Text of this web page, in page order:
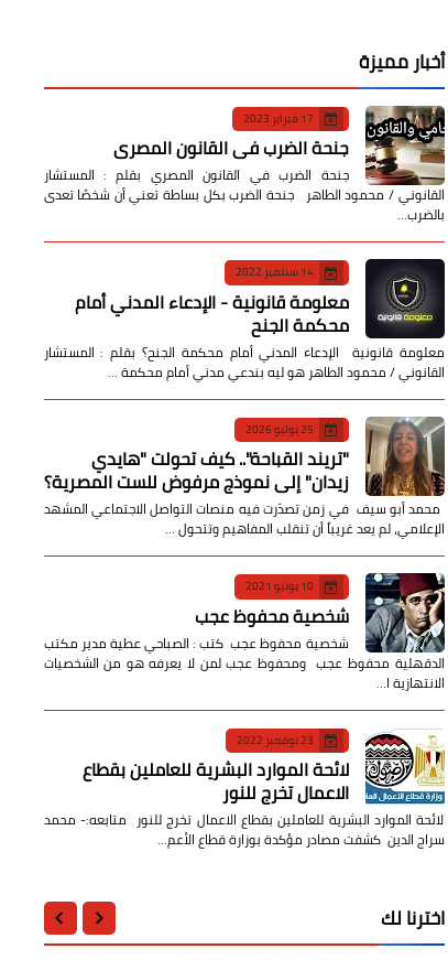
أخبار مميزة
17 فبراير 2023
جنحة الضرب في القانون المصري
جنحة الضرب في القانون المصري بقلم : المستشار
القانوني / محمود الطاهر جنحة الضرب بكل بساطة تعني أن شخصًا تعدى
بالضرب…
14 سبتمبر 2022
معلومة قانونية - الإدعاء المدني أمام
محكمة الجنح
معلومة قانونية الإدعاء المدني أمام محكمة الجنح؟ بقلم : المستشار
القانوني / محمود الطاهر هو ليه بندعي مدني أمام محكمة …
25 يوليو 2026
​"تريند القباحة".. كيف تحولت "هايدي
زيدان" إلى نموذج مرفوض للست المصرية؟
​ محمد أبو سيف ​في زمن تصدّرت فيه منصات التواصل الاجتماعي المشهد
الإعلامي، لم يعد غريباً أن تنقلب المفاهيم وتتحول …
10 يونيو 2021
شخصية محفوظ عجب
شخصية محفوظ عجب كتب : الصباحي عطية مدير مكتب
الدقهلية محفوظ عجب ومحفوظ عجب لمن لا يعرفه هو من الشخصيات
الانتهازية ا…
23 نوفمبر 2022
لائحة الموارد البشرية للعاملين بقطاع
الاعمال تخرج للنور
لائحة الموارد البشرية للعاملين بقطاع الاعمال تخرج للنور متابعه:- محمد
سراج الدين كشفت مصادر مؤكدة بوزارة قطاع الأعم…
اخترنا لك